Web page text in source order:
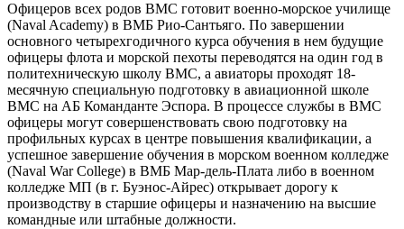
Офицеров всех родов ВМС готовит военно-морское училище
(Naval Academy) в ВМБ Рио-Сантьяго. По завершении
основного четырехгодичного курса обучения в нем будущие
офицеры флота и морской пехоты переводятся на один год в
политехническую школу ВМС, а авиаторы проходят 18-
месячную специальную подготовку в авиационной школе
ВМС на АБ Команданте Эспора. В процессе службы в ВМС
офицеры могут совершенствовать свою подготовку на
профильных курсах в центре повышения квалификации, а
успешное завершение обучения в морском военном колледже
(Naval War College) в ВМБ Мар-дель-Плата либо в военном
колледже МП (в г. Буэнос-Айрес) открывает дорогу к
производству в старшие офицеры и назначению на высшие
командные или штабные должности.